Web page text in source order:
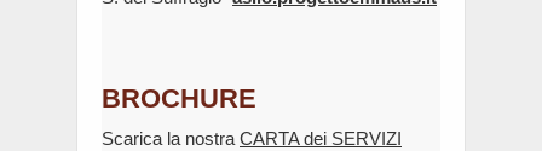
BROCHURE
Scarica la nostra CARTA dei SERVIZI